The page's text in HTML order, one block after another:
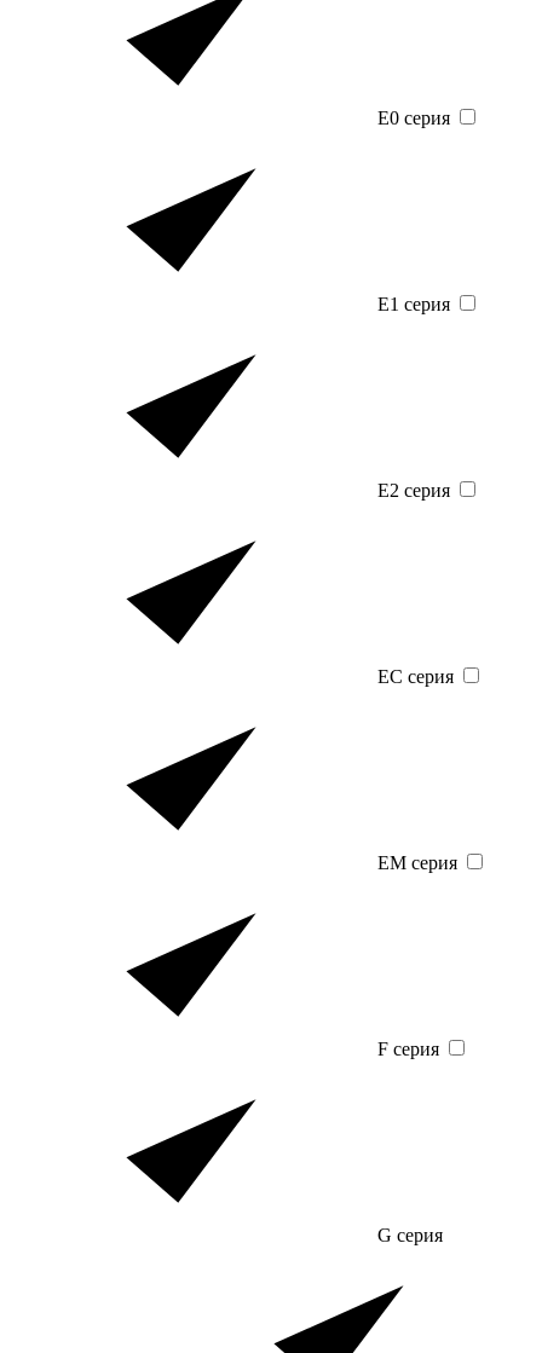
E0 серия
E1 серия
E2 серия
EC серия
EM серия
F серия
G серия